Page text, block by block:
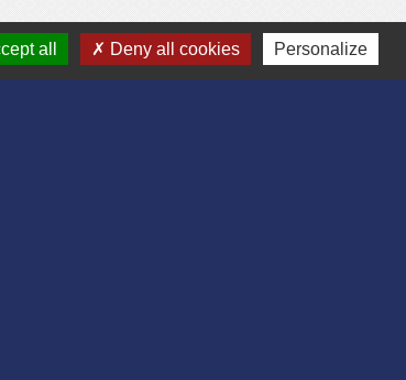
all Deny all cookies Personalize